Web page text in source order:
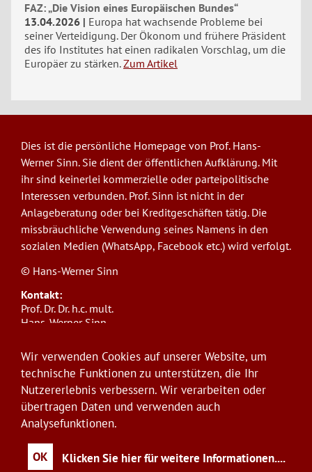
FAZ: „Die Vision eines Europäischen Bundes“
13.04.2026
Europa hat wachsende Probleme bei
seiner Verteidigung. Der Ökonom und frühere Präsident
des ifo Institutes hat einen radikalen Vorschlag, um die
Europäer zu stärken. Zum Artikel
Dies ist die persönliche Homepage von Prof. Hans-
Werner Sinn. Sie dient der öffentlichen Aufklärung. Mit
ihr sind keinerlei kommerzielle oder parteipolitische
Interessen verbunden. Prof. Sinn ist nicht in der
Anlageberatung oder bei Kreditgeschäften tätig. Die
missbräuchliche Verwendung seines Namens in den
sozialen Medien (WhatsApp, Facebook etc.) wird verfolgt.
© Hans-Werner Sinn
Kontakt:
Prof. Dr. Dr. h.c. mult.
Hans-Werner Sinn,
ifo Institut
Poschingerstr. 5, 81679 München
Telefon: +49(0)89/9224-1276
E-Mail:sinn@ifo.de
User
account
menu
Anmelden
Wir verwenden Cookies auf unserer Website, um
technische Funktionen zu unterstützen, die Ihr
Nutzererlebnis verbessern. Wir verarbeiten oder
übertragen Daten und verwenden auch
Analysefunktionen.
OK Klicken Sie hier für weitere Informationen....